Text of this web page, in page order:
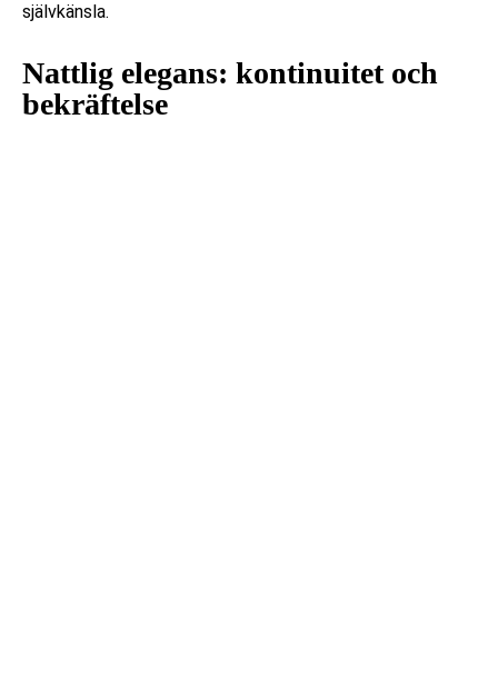
självkänsla.
Nattlig elegans: kontinuitet och
bekräftelse